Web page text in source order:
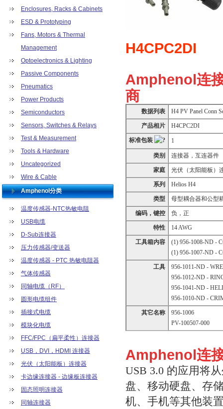
Enclosures, Racks & Cabinets
ESD & Prototyping
Fans, Motors & Thermal
Management
Optoelectronics & Lighting
Passive Components
Pneumatics
Power Products
Semiconductors
Sensors, Switches & Relays
Test & Measurement
Tools & Hardware
Uncategorized
Wire & Cable
Amphenol分类
温度传感器-NTC热敏电阻
USB电缆
D-Sub连接器
压力传感器/变送器
温度传感器 - PTC 热敏电阻器
气体传感器
同轴电缆（RF）
圆形电缆组件
插接式电缆
模块化电缆
FFC/FPC（扁平柔性）连接器
USB，DVI，HDMI 连接器
光伏（太阳能板）连接器
卡边缘连接器 - 边缘板连接器
固态照明连接器
同轴连接器
H4CPC2DI
Amphenol连
商
数据列表 H4 PV Panel Conn
产品相片 H4CPC2DI
标准包装 1
类别 连接器，互连器件
家庭 光伏（太阳能板）
系列 Helios H4
类型 母型耦合器和公型
编码，键控 负，正
特性 14 AWG
工具箱内容 (1) 956-1008-ND -
(1) 956-1007-ND -
工具 956-1011-ND -
956-1012-ND -
956-1041-ND -
956-1010-ND -
其它名称
956-1006
PV-100507-000
Amphenol连
USB 3.0 的应用将
盘、移动硬盘、存
机、手机等其他装